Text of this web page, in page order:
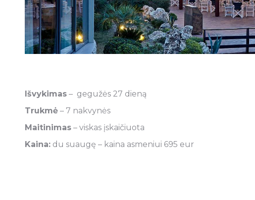
Išvykimas – gegužės 27 dieną
Trukmė – 7 nakvynės
Maitinimas – viskas įskaičiuota
Kaina: du suaugę – kaina asmeniui 695 eur